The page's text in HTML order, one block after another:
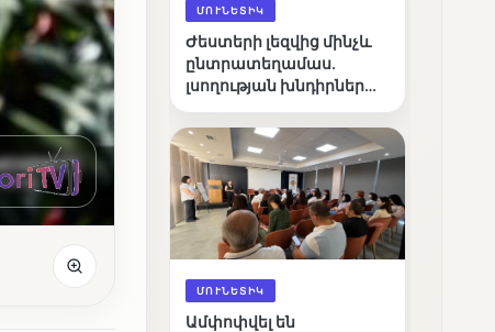
ՄՈՒՆԵՏԻԿ
Ժեստերի լեզվից մինչև
ընտրատեղամաս.
լսողության խնդիրներ
ճանապարհը
ՄՈՒՆԵՏԻԿ
Ամփոփվել են